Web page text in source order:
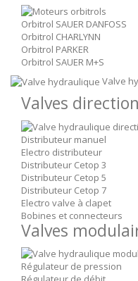
Orbitrol SAUER DANFOSS
Orbitrol CHARLYNN
Orbitrol PARKER
Orbitrol SAUER M+S
Valve
Valves
Distributeur manuel
Electro distributeur
Distributeur Cetop 3
Distributeur Cetop 5
Distributeur Cetop 7
Electro valve à clapet
Bobines et connecteurs
Valves
Régulateur de pression